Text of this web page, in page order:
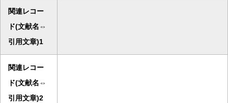
関連レコー
ド(文献名⇔
引用文章)1
関連レコー
ド(文献名⇔
引用文章)2